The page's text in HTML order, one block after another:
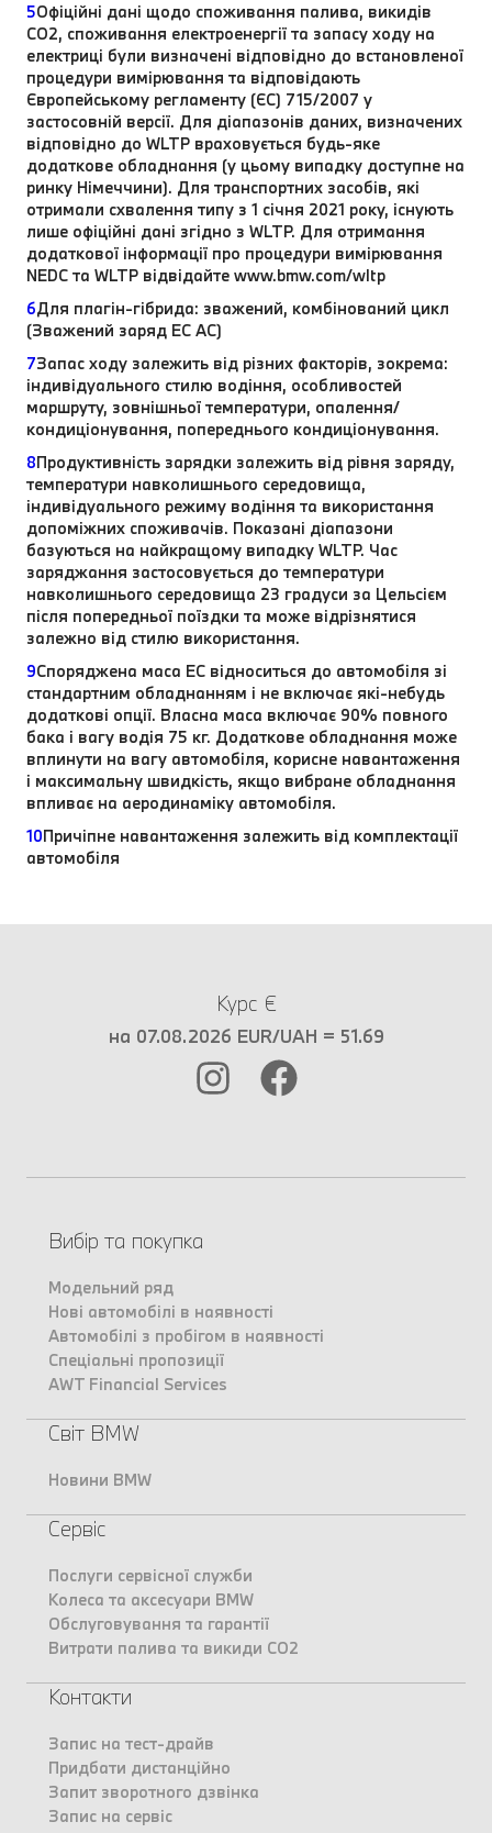
5Офіційні дані щодо споживання палива, викидів
CO2, споживання електроенергії та запасу ходу на
електриці були визначені відповідно до встановленої
процедури вимірювання та відповідають
Європейському регламенту (ЄС) 715/2007 у
застосовній версії. Для діапазонів даних, визначених
відповідно до WLTP враховується будь-яке
додаткове обладнання (у цьому випадку доступне на
ринку Німеччини). Для транспортних засобів, які
отримали схвалення типу з 1 січня 2021 року, існують
лише офіційні дані згідно з WLTP. Для отримання
додаткової інформації про процедури вимірювання
NEDC та WLTP відвідайте www.bmw.com/wltp
6Для плагін-гібрида: зважений, комбінований цикл
(Зважений заряд EC AC)
7Запас ходу залежить від різних факторів, зокрема:
індивідуального стилю водіння, особливостей
маршруту, зовнішньої температури, опалення/
кондиціонування, попереднього кондиціонування.
8Продуктивність зарядки залежить від рівня заряду,
температури навколишнього середовища,
індивідуального режиму водіння та використання
допоміжних споживачів. Показані діапазони
базуються на найкращому випадку WLTP. Час
заряджання застосовується до температури
навколишнього середовища 23 градуси за Цельсієм
після попередньої поїздки та може відрізнятися
залежно від стилю використання.
9Споряджена маса EC відноситься до автомобіля зі
стандартним обладнанням і не включає які-небудь
додаткові опції. Власна маса включає 90% повного
бака і вагу водія 75 кг. Додаткове обладнання може
вплинути на вагу автомобіля, корисне навантаження
і максимальну швидкість, якщо вибране обладнання
впливає на аеродинаміку автомобіля.
10Причіпне навантаження залежить від комплектації
автомобіля
Курс €
на 07.08.2026 EUR/UAH = 51.69
Вибір та покупка
Модельний ряд
Нові автомобілі в наявності
Автомобілі з пробігом в наявності
Спеціальні пропозиції
AWT Financial Services
Світ BMW
Новини BMW
Сервіс
Послуги сервісної служби
Колеса та аксесуари BMW
Обслуговування та гарантії
Витрати палива та викиди CO2
Контакти
Запис на тест-драйв
Придбати дистанційно
Запит зворотного дзвінка
Запис на сервіс